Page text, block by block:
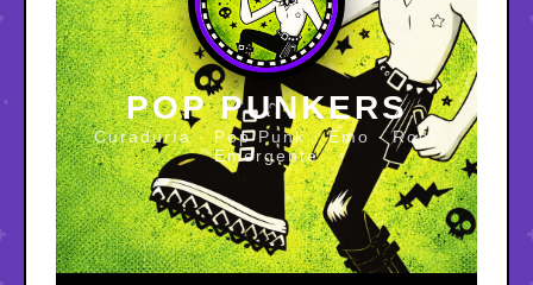
POP PUNKERS
Curaduría · Pop Punk · Emo · Rock
Emergente